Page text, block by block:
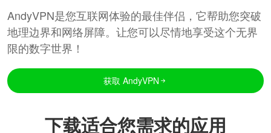
AndyVPN是您互联网体验的最佳伴侣，它帮助您突破
地理边界和网络屏障。让您可以尽情地享受这个无界
限的数字世界！
获取 AndyVPN
下载适合您需求的应用